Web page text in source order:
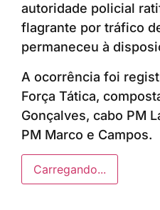
autoridade policial
flagrante por tráfico
permaneceu à
A ocorrência foi
Força Tática,
Gonçalves, cabo PM
PM Marco e Campos.
Carregando...
Anunciar ou